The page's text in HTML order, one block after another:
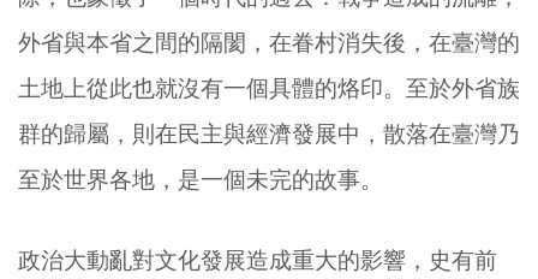
外省與本省之間的隔閡，在眷村消失後，在臺灣的
土地上從此也就沒有一個具體的烙印。至於外省族
群的歸屬，則在民主與經濟發展中，散落在臺灣乃
至於世界各地，是一個未完的故事。
政治大動亂對文化發展造成重大的影響，史有前